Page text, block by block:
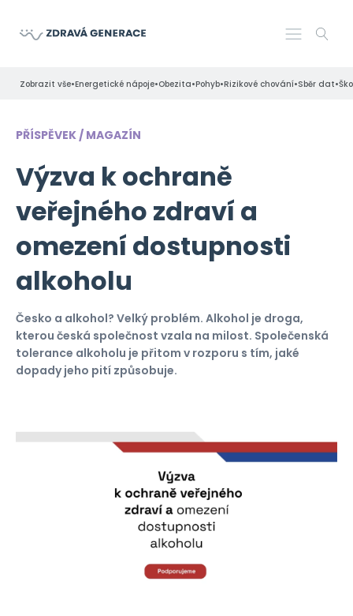
Zobrazit vše•Energetické nápoje•Obezita•Pohyb•Rizikové chování•Sběr dat•
PŘÍSPĚVEK / MAGAZÍN
Výzva k ochraně
veřejného zdraví a
omezení dostupnosti
alkoholu
Česko a alkohol? Velký problém. Alkohol je droga,
kterou česká společnost vzala na milost. Společenská
tolerance alkoholu je přitom v rozporu s tím, jaké
dopady jeho pití způsobuje.